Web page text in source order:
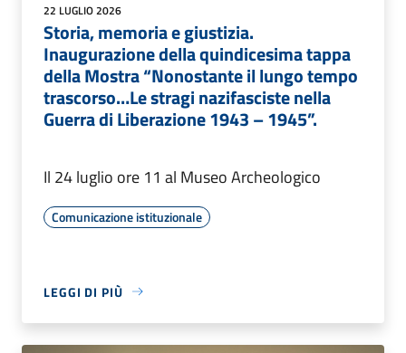
22 LUGLIO 2026
Storia, memoria e giustizia.
Inaugurazione della quindicesima tappa
della Mostra “Nonostante il lungo tempo
trascorso…Le stragi nazifasciste nella
Guerra di Liberazione 1943 – 1945”.
Il 24 luglio ore 11 al Museo Archeologico
Comunicazione istituzionale
LEGGI DI PIÙ